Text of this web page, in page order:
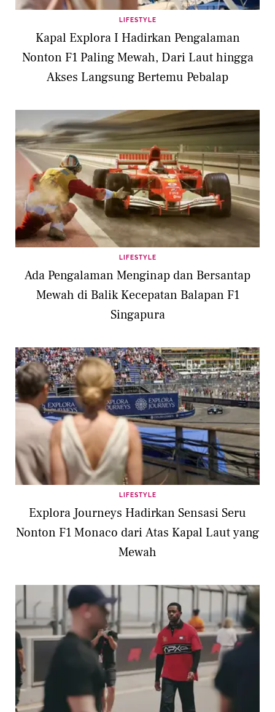
LIFESTYLE
Kapal Explora I Hadirkan Pengalaman
Nonton F1 Paling Mewah, Dari Laut hingga
Akses Langsung Bertemu Pebalap
LIFESTYLE
Ada Pengalaman Menginap dan Bersantap
Mewah di Balik Kecepatan Balapan F1
Singapura
LIFESTYLE
Explora Journeys Hadirkan Sensasi Seru
Nonton F1 Monaco dari Atas Kapal Laut yang
Mewah